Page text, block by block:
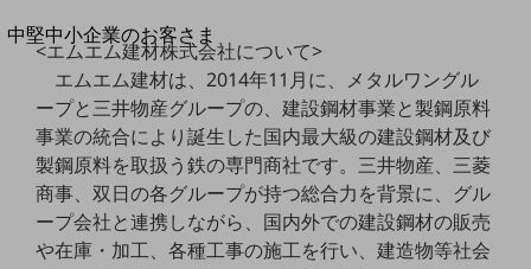
中堅中小企業のお客さま
NTTドコモビジネスウォッチ
ビジネスお役立ち情報
旬な話題やお役立ち資料などDXの課題を
解決するヒントをお届けする記事サイト
新着記事
お役立ち資料ダウンロード
トレンド記事特集
IT用語集
<エムエム建材株式会社について>
エムエム建材は、2014年11月に、メタルワングル
ープと三井物産グループの、建設鋼材事業と製鋼原料
事業の統合により誕生した国内最大級の建設鋼材及び
製鋼原料を取扱う鉄の専門商社です。三井物産、三菱
商事、双日の各グループが持つ総合力を背景に、グル
ープ会社と連携しながら、国内外での建設鋼材の販売
や在庫・加工、各種工事の施工を行い、建造物等社会